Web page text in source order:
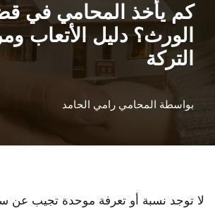
كم يأخذ المحامي في
الورث؟ دليل الأتعاب
التركة
بواسطة المحامي رامي الحامد
لا توجد نسبة أو تعرفة موحدة تجيب عن